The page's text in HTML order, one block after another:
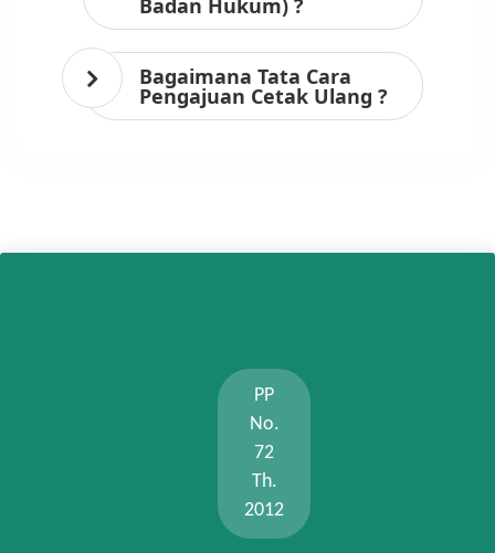
Bagaimana Tata Cara
Pengajuan Cetak Ulang ?
PP
No.
72
Th.
2012